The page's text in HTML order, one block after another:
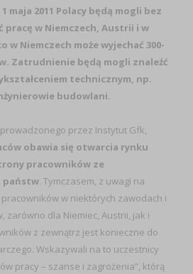
1 maja 2011 Polacy będą mogli bez
w Niemczech, Austrii i w
w Niemczech może wyjechać 300-
Zatrudnienie będą mogli znaleźć
technicznym, np.
budowlani.
przez Instytut Gfk,
obawia się otwarcia rynku
pracowników ze
państw. Tymczasem, z uwagi na
w niektórych zawodach i
zarówno dla Niemiec, Austrii, jak i
z zewnątrz jest konieczne do
Wskazywali na to uczestnicy
pracy – szanse i zagrożenia”, którą